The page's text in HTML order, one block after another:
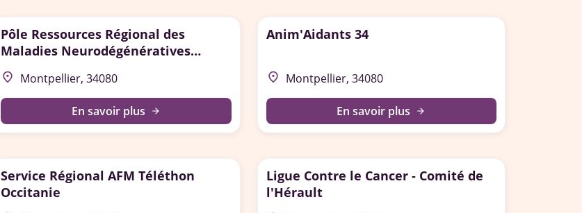
Pôle Ressources Régional des
Maladies Neurodégénératives
(MND) Occitanie - Montpellier
place Montpellier, 34080
En savoir plus arrow_forward
Anim'Aidants 34
place Montpellier, 34080
En savoir plus arrow_forward
Service Régional AFM Téléthon
Occitanie
Ligue Contre le Cancer - Comité de
l'Hérault